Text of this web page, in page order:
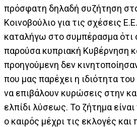
πρόσφατη δηλαδή συζήτηση
Κοινοβούλιο για τις σχέσεις
καταλήγω στο συμπέρασμα ότι
παρούσα κυπριακή Κυβέρνηση
προηγούμενη δεν
που μας παρέχει η ιδιότητα
να επιβάλουν κυρώσεις στην
ελπίδι λύσεως. Το ζήτημα
ο καιρός μέχρι τις εκλογές